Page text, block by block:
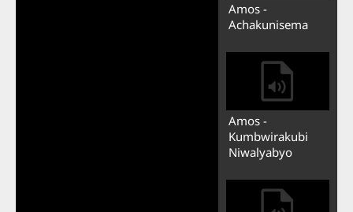
Amos -
Achakunisema
Amos -
Kumbwirakubi
Niwalyabyo